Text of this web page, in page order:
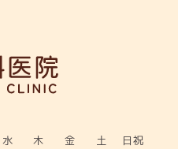
水 木 金 土 日祝